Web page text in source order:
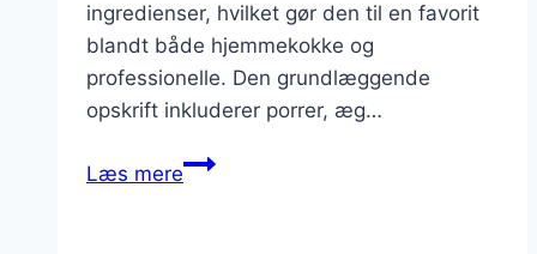
ingredienser, hvilket gør den til en favorit
blandt både hjemmekokke og
professionelle. Den grundlæggende
opskrift inkluderer porrer, æg…
Læs merePorretærte